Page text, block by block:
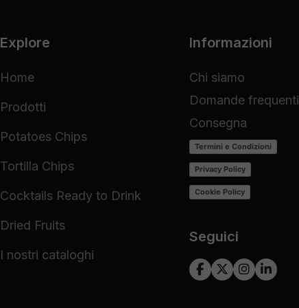
Explore
Home
Prodotti
Potatoes Chips
Tortilla Chips
Cocktails Ready to Drink
Dried Fruits
I nostri cataloghi
Informazioni
Chi siamo
Domande frequenti
Consegna
Termini e Condizioni
Privacy Policy
Cookie Policy
Seguici